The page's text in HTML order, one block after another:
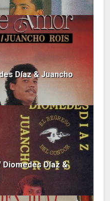
Díaz & Juancho
Diomedes Díaz &